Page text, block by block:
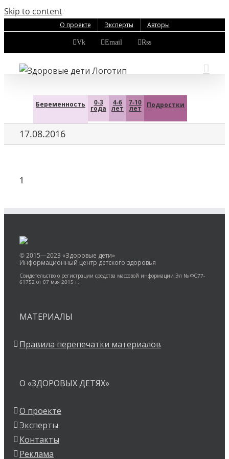
Skip to content
О проекте Эксперты Авторы
Vk Email Rss
Беременность 0-3
года
4-6
лет
7-10
лет Подростки
17.08.2016
1
© 2015—2023 «Здоровые дети»
Информационный центр детского здоровья
Свидетельство о регистрации средства массовой информации Эл № ФС77-
61752 от 07 мая 2015 г.
МАТЕРИАЛЫ
Правила перепечатки материалов
О «ЗДОРОВЫХ ДЕТЯХ»
О проекте
Эксперты
Контакты
Реклама